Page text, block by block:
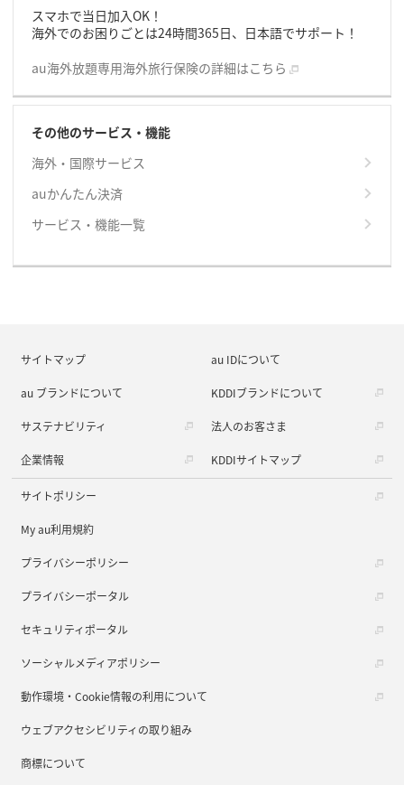
スマホで当日加入OK！
海外でのお困りごとは24時間365日、日本語でサポート！
au海外放題専用海外旅行保険の詳細はこちら
その他のサービス・機能
海外・国際サービス
auかんたん決済
サービス・機能一覧
サイトマップ au IDについて
au ブランドについて KDDIブランドについて
サステナビリティ 法人のお客さま
企業情報 KDDIサイトマップ
サイトポリシー
My au利用規約
プライバシーポリシー
プライバシーポータル
セキュリティポータル
ソーシャルメディアポリシー
動作環境・Cookie情報の利用について
ウェブアクセシビリティの取り組み
商標について